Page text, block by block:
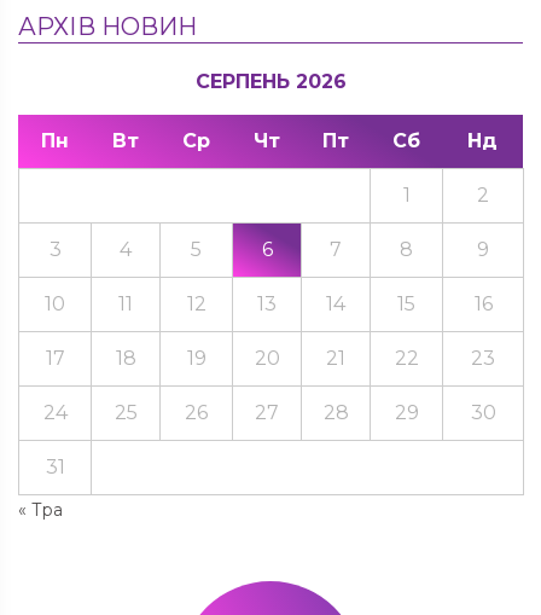
АРХІВ НОВИН
СЕРПЕНЬ 2026
Пн Вт Ср Чт Пт Сб Нд
« Тра
1 2
3 4 5 6 7 8 9
10 11 12 13 14 15 16
17 18 19 20 21 22 23
24 25 26 27 28 29 30
31